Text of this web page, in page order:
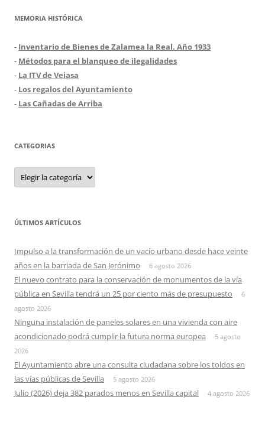
MEMORIA HISTÓRICA
- Inventario de Bienes de Zalamea la Real. Año 1933
- Métodos para el blanqueo de ilegalidades
- La ITV de Veiasa
- Los regalos del Ayuntamiento
- Las Cañadas de Arriba
CATEGORIAS
Categorias
ÚLTIMOS ARTÍCULOS
Impulso a la transformación de un vacío urbano desde hace veinte
años en la barriada de San Jerónimo
6 agosto 2026
El nuevo contrato para la conservación de monumentos de la vía
pública en Sevilla tendrá un 25 por ciento más de presupuesto
6
agosto 2026
Ninguna instalación de paneles solares en una vivienda con aire
acondicionado podrá cumplir la futura norma europea
5 agosto
2026
El Ayuntamiento abre una consulta ciudadana sobre los toldos en
las vías públicas de Sevilla
5 agosto 2026
Julio (2026) deja 382 parados menos en Sevilla capital 4 agosto 2026